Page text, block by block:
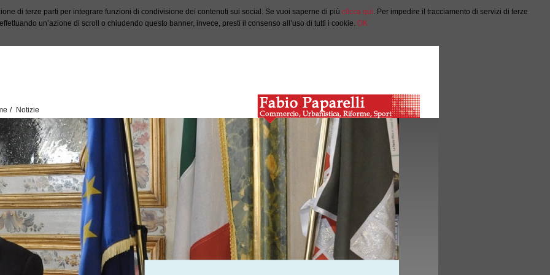
di terze parti per integrare funzioni di condivisione dei contenuti sui social. Se vuoi saperne di più clicca qui. Per impedire il tracciamento di servizi di terze
un’azione di scroll o chiudendo questo banner, invece, presti il consenso all’uso di tutti i cookie. OK
Notizie